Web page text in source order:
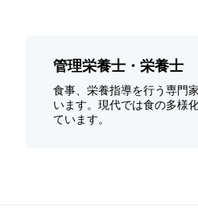
管理栄養士・栄養士
食事、栄養指導を行う専門
います。現代では食の多様
ています。